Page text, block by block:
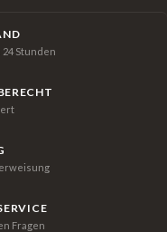
Stunden
Fragen